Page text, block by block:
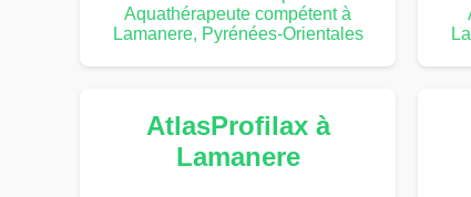
Aquathérapeute compétent à
Lamanere, Pyrénées-Orientales
AtlasProfilax à
Lamanere